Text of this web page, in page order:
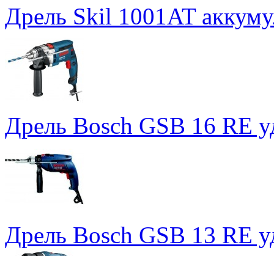
Дрель Skil 1001AT
Дрель Bosch GSB 16 RE
Дрель Bosch GSB 13 RE